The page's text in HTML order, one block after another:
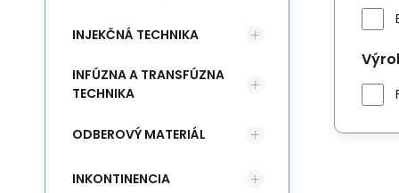
INJEKČNÁ TECHNIKA
INFÚZNA A TRANSFÚZNA
TECHNIKA
ODBEROVÝ MATERIÁL
INKONTINENCIA